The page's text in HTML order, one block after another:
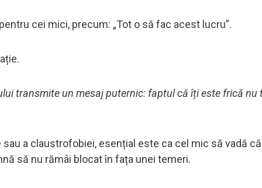
cei mici, precum: „Tot o să fac acest lucru”.
transmite un mesaj puternic: faptul că îți este frică nu
a claustrofobiei, esențial este ca cel mic să vadă
să nu rămâi blocat în fața unei temeri.